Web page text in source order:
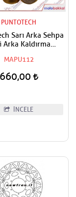
PUNTOTECH
Sarı Arka Sehpa
Arka Kaldırma
Sliders M8
MAPU112
660,00
İNCELE